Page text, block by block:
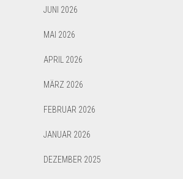
JUNI 2026
MAI 2026
APRIL 2026
MÄRZ 2026
FEBRUAR 2026
JANUAR 2026
DEZEMBER 2025